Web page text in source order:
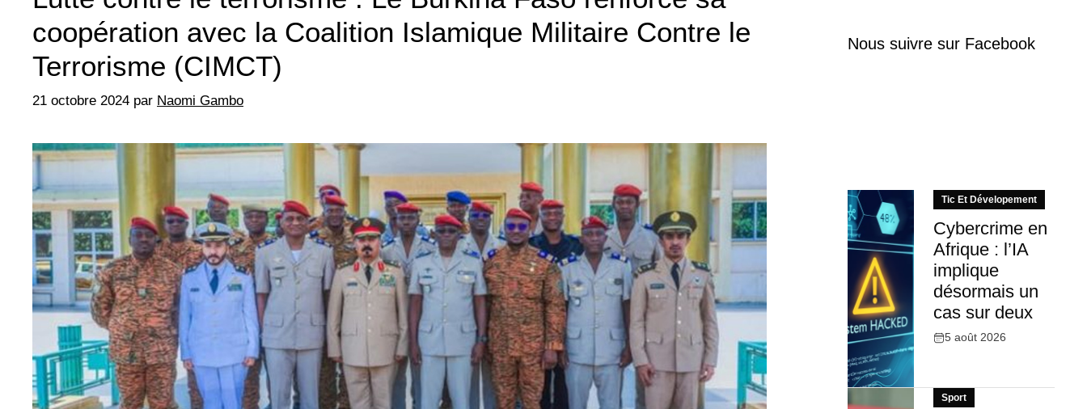
coopération avec la Coalition Islamique Militaire Contre le
Terrorisme (CIMCT)
21 octobre 2024 par Naomi Gambo
Nous suivre sur Facebook
Tic Et Dévelopement
Cybercrime en
Afrique : l’IA
implique
désormais un
cas sur deux
5 août 2026
Sport